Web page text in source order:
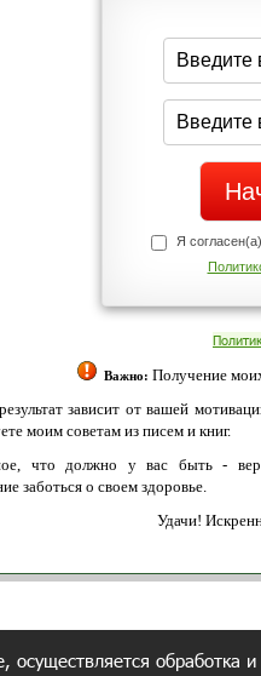
Я
Важно: Получение
зависит от вашей
моим советам из писем и книг.
что должно у вас быть -
заботься о своем здоровье.
Удачи!
осуществляется обработка